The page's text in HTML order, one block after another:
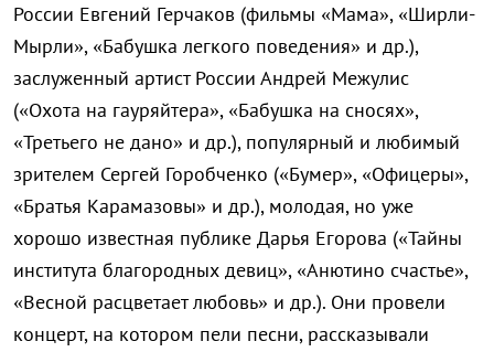
России Евгений Герчаков (фильмы «Мама», «Ширли-
Мырли», «Бабушка легкого поведения» и др.),
заслуженный артист России Андрей Межулис
(«Охота на гауряйтера», «Бабушка на сносях»,
«Третьего не дано» и др.), популярный и любимый
зрителем Сергей Горобченко («Бумер», «Офицеры»,
«Братья Карамазовы» и др.), молодая, но уже
хорошо известная публике Дарья Егорова («Тайны
института благородных девиц», «Анютино счастье»,
«Весной расцветает любовь» и др.). Они провели
концерт, на котором пели песни, рассказывали